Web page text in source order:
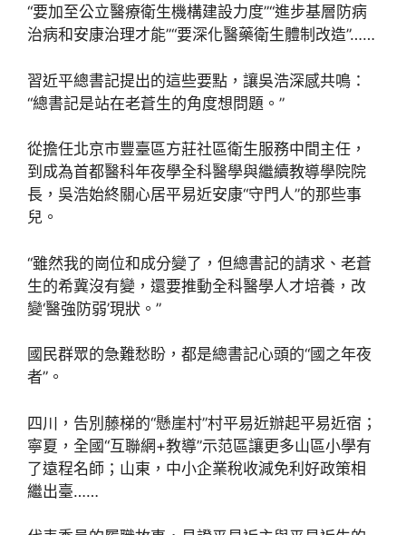
“要加至公立醫療衛生機構建設力度”“進步基層防病
治病和安康治理才能”“要深化醫藥衛生體制改造”……
習近平總書記提出的這些要點，讓吳浩深感共鳴：
“總書記是站在老蒼生的角度想問題。”
從擔任北京市豐臺區方莊社區衛生服務中間主任，
到成為首都醫科年夜學全科醫學與繼續教導學院院
長，吳浩始終關心居平易近安康“守門人”的那些事
兒。
“雖然我的崗位和成分變了，但總書記的請求、老蒼
生的希冀沒有變，還要推動全科醫學人才培養，改
變‘醫強防弱’現狀。”
國民群眾的急難愁盼，都是總書記心頭的“國之年夜
者”。
四川，告別藤梯的“懸崖村”村平易近辦起平易近宿；
寧夏，全國“互聯網+教導”示范區讓更多山區小學有
了遠程名師；山東，中小企業稅收減免利好政策相
繼出臺……